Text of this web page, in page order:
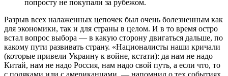
попросту не покупали за рубежом.
Разрыв всех налаженных цепочек был очень болезненным как
для экономики, так и для страны в целом. И в то время остро
встал вопрос выбора — в какую сторону двигаться дальше, по
какому пути развивать страну. «Националисты наши кричали
(которые привели Украину к войне, кстати): да нам не надо
Китай, нам не надо Россия, нам надо свой путь, а если что, то
с поляками или с американцами, — напомнил о тех событиях